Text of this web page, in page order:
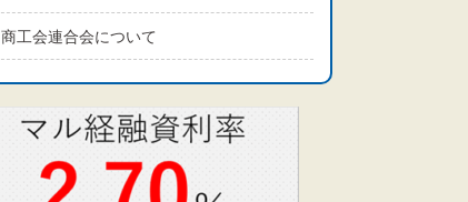
商工会連合会について